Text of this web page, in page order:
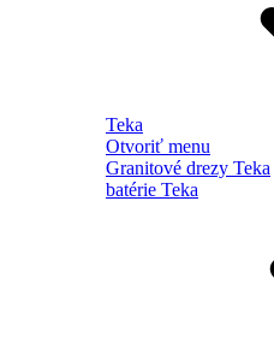
Teka
Otvoriť menu
Granitové drezy Teka
batérie Teka